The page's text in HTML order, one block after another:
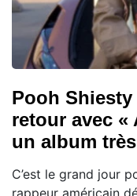
Pooh
retour avec «
un album
C’est le grand jour